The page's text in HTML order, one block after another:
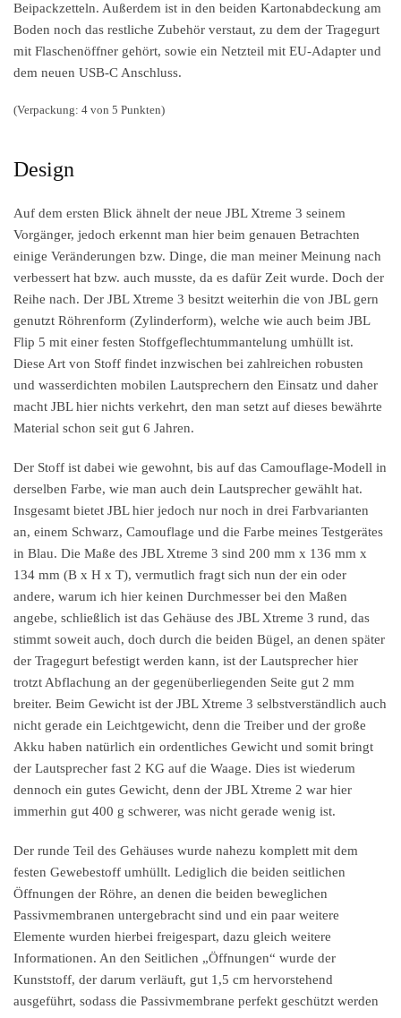
Beipackzetteln. Außerdem ist in den beiden Kartonabdeckung am
Boden noch das restliche Zubehör verstaut, zu dem der Tragegurt
mit Flaschenöffner gehört, sowie ein Netzteil mit EU-Adapter und
dem neuen USB-C Anschluss.
(Verpackung: 4 von 5 Punkten)
Design
Auf dem ersten Blick ähnelt der neue JBL Xtreme 3 seinem
Vorgänger, jedoch erkennt man hier beim genauen Betrachten
einige Veränderungen bzw. Dinge, die man meiner Meinung nach
verbessert hat bzw. auch musste, da es dafür Zeit wurde. Doch der
Reihe nach. Der JBL Xtreme 3 besitzt weiterhin die von JBL gern
genutzt Röhrenform (Zylinderform), welche wie auch beim JBL
Flip 5 mit einer festen Stoffgeflechtummantelung umhüllt ist.
Diese Art von Stoff findet inzwischen bei zahlreichen robusten
und wasserdichten mobilen Lautsprechern den Einsatz und daher
macht JBL hier nichts verkehrt, den man setzt auf dieses bewährte
Material schon seit gut 6 Jahren.
Der Stoff ist dabei wie gewohnt, bis auf das Camouflage-Modell in
derselben Farbe, wie man auch dein Lautsprecher gewählt hat.
Insgesamt bietet JBL hier jedoch nur noch in drei Farbvarianten
an, einem Schwarz, Camouflage und die Farbe meines Testgerätes
in Blau. Die Maße des JBL Xtreme 3 sind 200 mm x 136 mm x
134 mm (B x H x T), vermutlich fragt sich nun der ein oder
andere, warum ich hier keinen Durchmesser bei den Maßen
angebe, schließlich ist das Gehäuse des JBL Xtreme 3 rund, das
stimmt soweit auch, doch durch die beiden Bügel, an denen später
der Tragegurt befestigt werden kann, ist der Lautsprecher hier
trotzt Abflachung an der gegenüberliegenden Seite gut 2 mm
breiter. Beim Gewicht ist der JBL Xtreme 3 selbstverständlich auch
nicht gerade ein Leichtgewicht, denn die Treiber und der große
Akku haben natürlich ein ordentliches Gewicht und somit bringt
der Lautsprecher fast 2 KG auf die Waage. Dies ist wiederum
dennoch ein gutes Gewicht, denn der JBL Xtreme 2 war hier
immerhin gut 400 g schwerer, was nicht gerade wenig ist.
Der runde Teil des Gehäuses wurde nahezu komplett mit dem
festen Gewebestoff umhüllt. Lediglich die beiden seitlichen
Öffnungen der Röhre, an denen die beiden beweglichen
Passivmembranen untergebracht sind und ein paar weitere
Elemente wurden hierbei freigespart, dazu gleich weitere
Informationen. An den Seitlichen „Öffnungen“ wurde der
Kunststoff, der darum verläuft, gut 1,5 cm hervorstehend
ausgeführt, sodass die Passivmembrane perfekt geschützt werden